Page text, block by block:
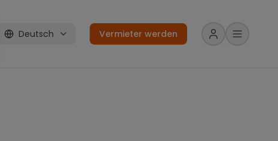
Deutsch Vermieter werden